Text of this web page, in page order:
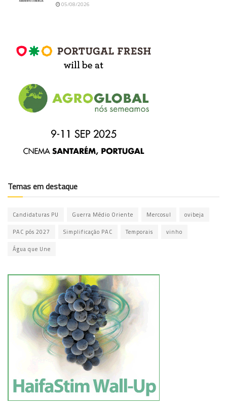
05/08/2026
Temas em destaque
Candidaturas PU Guerra Médio Oriente Mercosul ovibeja
PAC pós 2027 Simplificação PAC Temporais vinho
Água que Une